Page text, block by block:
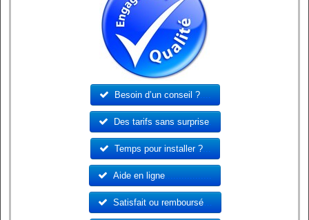
Besoin d’un conseil ?....
Des tarifs sans surprise.
Temps pour installer ?...
Aide en ligne.................
Satisfait ou remboursé…